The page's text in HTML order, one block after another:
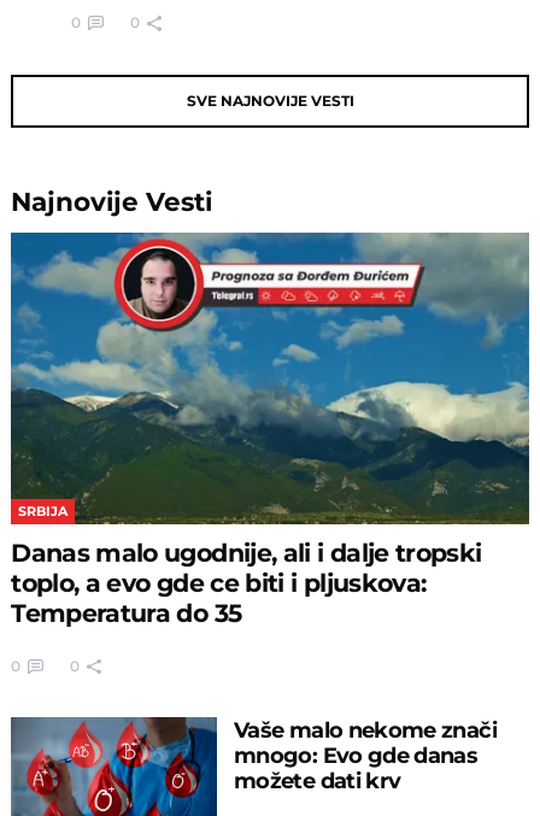
0 0
SVE NAJNOVIJE VESTI
NajnovijeVesti
SRBIJA
Danas malo ugodnije, ali i dalje tropski
toplo, a evo gde ce biti i pljuskova:
Temperatura do 35
0 0
Vaše malo nekome znači
mnogo: Evo gde danas
možete dati krv